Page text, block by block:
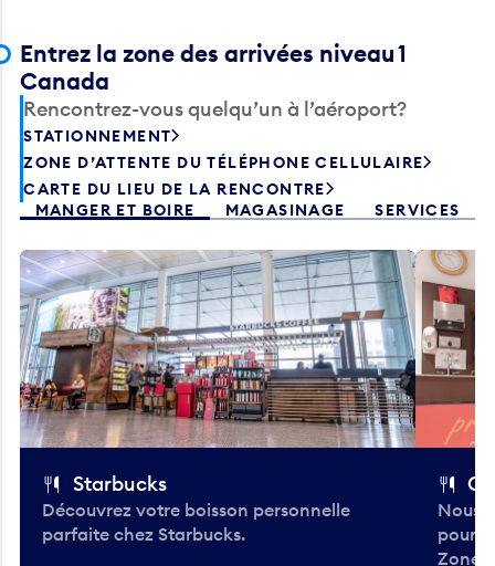
Entrez la zone des arrivées niveau 1
Canada
Rencontrez-vous quelqu’un à l’aéroport?
STATIONNEMENT
ZONE D’ATTENTE DU TÉLÉPHONE CELLULAIRE
CARTE DU LIEU DE LA RENCONTRE
MANGER ET BOIRE
MAGASINAGE SERVICES
Starbucks
Découvrez votre boisson personnelle
parfaite chez Starbucks.
Nous
pour
Zone.